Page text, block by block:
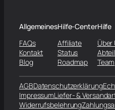
Allgemeines
FAQs
Kontakt
Blog
Hilfe-Center
Affiliate
Status
Roadmap
Hilfe
Über
Team
AGBDatenschutzerklärung
ImpressumLiefer- &
Widerrufsbelehrung